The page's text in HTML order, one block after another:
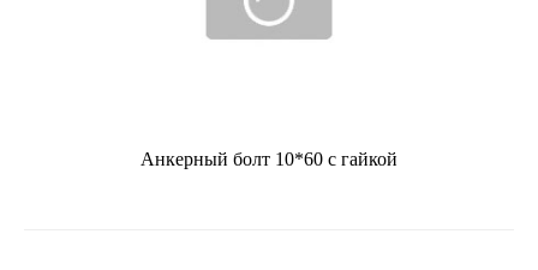
Анкерный болт 10*60 с гайкой